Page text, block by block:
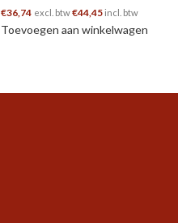
€36,74 excl. btw€44,45 incl. btw
Toevoegen aan winkelwagen